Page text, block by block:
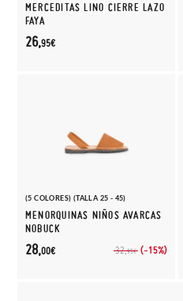
MERCEDITAS LINO CIERRE LAZO
FAYA
26,95€
(5 COLORES) (TALLA 25 - 45)
MENORQUINAS NIÑOS AVARCAS
NOBUCK
32,95€ (-15%)
28,00€